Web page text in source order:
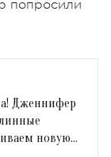
попросили
Дженнифер
новую